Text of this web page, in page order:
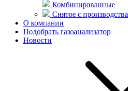
Комбинированные
Снятое с производства
О компании
Подобрать газоанализатор
Новости